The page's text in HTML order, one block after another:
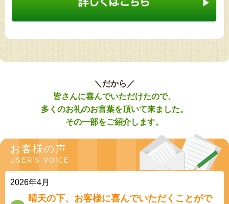
＼だから／
皆さんに喜んでいただけたので、
多くのお礼のお言葉を頂いて来ました。
その一部をご紹介します。
お客様の声
USER'S VOICE
2026年4月
晴天の下、お客様に喜んでいただくことがで